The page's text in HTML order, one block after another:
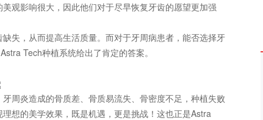
观影响很大，因此他们对于尽早恢复牙齿的愿望更加强
失，从而提高生活质量。而对于牙周病患者，能否选择牙
Tech种植系统给出了肯定的答案。
周炎造成的骨质差、骨质易流失、骨密度不足，种植失败
想的美学效果，既是机遇，更是挑战！这也正是Astra